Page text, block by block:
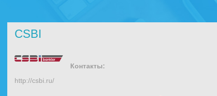
CSBI
Контакты:
http://csbi.ru/